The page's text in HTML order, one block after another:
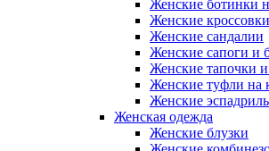
Женские ботинки
Женские кроссовки
Женские сандалии
Женские сапоги и
Женские тапочки
Женские туфли на
Женские
Женская одежда
Женские блузки